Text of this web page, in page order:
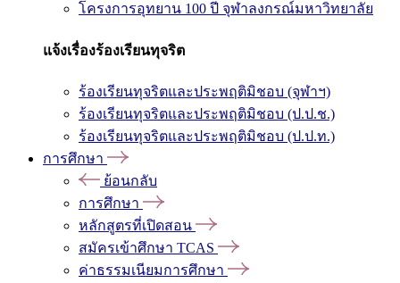
โครงการอุทยาน 100 ปี จุฬาลงกรณ์มหาวิทยาลัย
แจ้งเรื่องร้องเรียนทุจริต
ร้องเรียนทุจริตและประพฤติมิชอบ (จุฬาฯ)
ร้องเรียนทุจริตและประพฤติมิชอบ (ป.ป.ช.)
ร้องเรียนทุจริตและประพฤติมิชอบ (ป.ป.ท.)
การศึกษา
ย้อนกลับ
การศึกษา
หลักสูตรที่เปิดสอน
สมัครเข้าศึกษา TCAS
ค่าธรรมเนียมการศึกษา